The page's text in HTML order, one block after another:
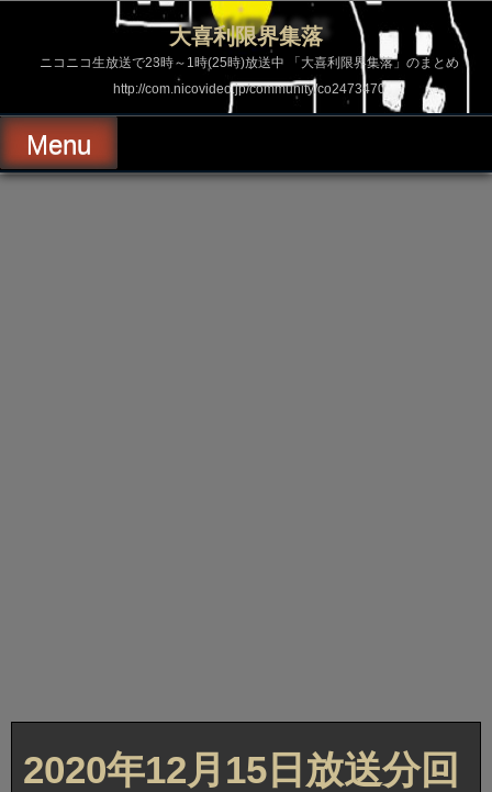
ス
ッ
プ
大喜利限界集落
ニコニコ生放送で23時～1時(25時)放送中 「大喜利限界集落」のまとめ
http://com.nicovideo.jp/community/co2473470
Menu
2020年12月15日放送分回